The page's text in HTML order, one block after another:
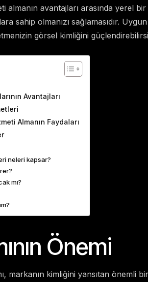
almanın avantajları arasında yerel
sahip olmanızı sağlamasıdır. Uygun
görsel kimliğini
Avantajları
Almanın Faydaları
neleri kapsar?
mı?
Önemi
markanın kimliğini yansıtan önemli